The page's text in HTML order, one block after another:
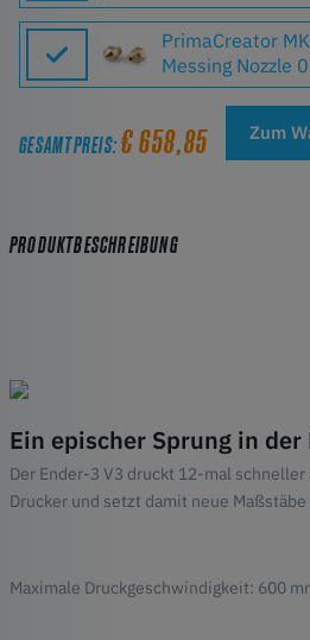
PrimaCreator
Messing Nozzle
1 Stk
GESAMTPREIS:€ 658,85 Zum
PRODUKTBESCHREIBUNG
Ein epischer Sprung in der
Der Ender-3 V3 druckt 12-mal
Drucker und setzt damit neue
Maximale Druckgeschwindigkeit: 600